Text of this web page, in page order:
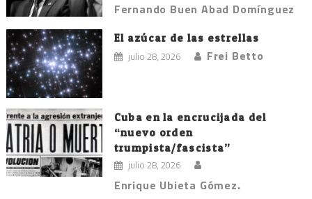
Fernando Buen Abad Domínguez
El azúcar de las estrellas
julio 28, 2026 Frei Betto
Cuba en la encrucijada del
“nuevo orden
trumpista/fascista”
julio 28, 2026
Enrique Ubieta Gómez.